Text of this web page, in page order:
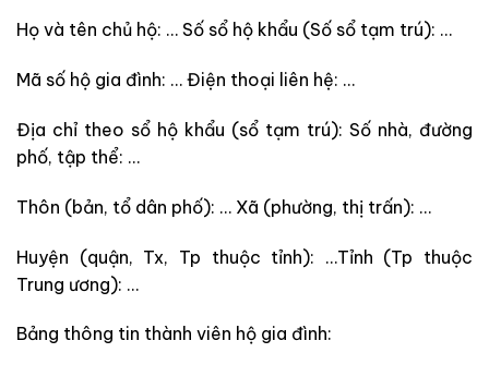
Họ và tên chủ hộ: … Số sổ hộ khẩu (Số sổ tạm trú): …
Mã số hộ gia đình: … Điện thoại liên hệ: …
Địa chỉ theo sổ hộ khẩu (sổ tạm trú): Số nhà, đường
phố, tập thể: …
Thôn (bản, tổ dân phố): … Xã (phường, thị trấn): …
Huyện (quận, Tx, Tp thuộc tỉnh): …Tỉnh (Tp thuộc
Trung ương): …
Bảng thông tin thành viên hộ gia đình: